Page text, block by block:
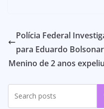
Polícia Federal
para Eduardo
Menino de 2 anos